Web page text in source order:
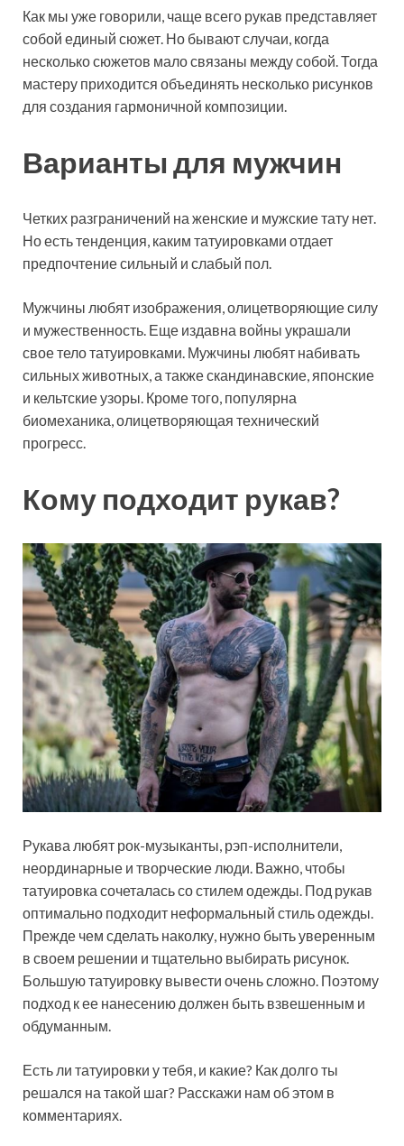
Как мы уже говорили, чаще всего рукав представляет
собой единый сюжет. Но бывают случаи, когда
несколько сюжетов мало связаны между собой. Тогда
мастеру приходится объединять несколько рисунков
для создания гармоничной композиции.
Варианты для мужчин
Четких разграничений на женские и мужские тату нет.
Но есть тенденция, каким татуировками отдает
предпочтение сильный и слабый пол.
Мужчины любят изображения, олицетворяющие силу
и мужественность. Еще издавна войны украшали
свое тело татуировками. Мужчины любят набивать
сильных животных, а также скандинавские, японские
и кельтские узоры. Кроме того, популярна
биомеханика, олицетворяющая технический
прогресс.
Кому подходит рукав?
Рукава любят рок-музыканты, рэп-исполнители,
неординарные и творческие люди. Важно, чтобы
татуировка сочеталась со стилем одежды. Под рукав
оптимально подходит неформальный стиль одежды.
Прежде чем сделать наколку, нужно быть уверенным
в своем решении и тщательно выбирать рисунок.
Большую татуировку вывести очень сложно. Поэтому
подход к ее нанесению должен быть взвешенным и
обдуманным.
Есть ли татуировки у тебя, и какие? Как долго ты
решался на такой шаг? Расскажи нам об этом в
комментариях.